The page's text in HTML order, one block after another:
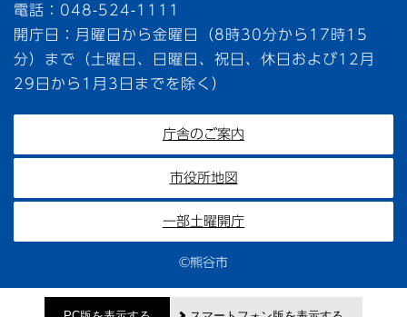
電話：048-524-1111
開庁日：月曜日から金曜日（8時30分から17時15
分）まで（土曜日、日曜日、祝日、休日および12月
29日から1月3日までを除く）
庁舎のご案内
市役所地図
一部土曜開庁
©熊谷市